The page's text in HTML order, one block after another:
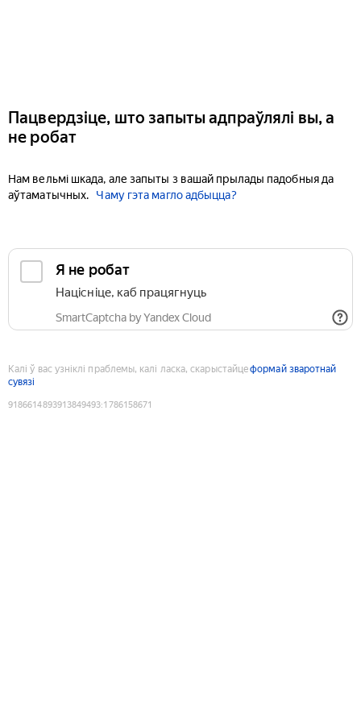
Пацвердзіце, што запыты адпраўлялі вы, а
не робат
Нам вельмі шкада, але запыты з вашай прылады падобныя да
аўтаматычных.
Чаму гэта магло адбыцца?
Я не робат
Націсніце, каб працягнуць
SmartCaptcha by Yandex Cloud
Калі ў вас узніклі праблемы, калі ласка, скарыстайцеформай зваротнай
сувязі
9186614893913849493:1786158671